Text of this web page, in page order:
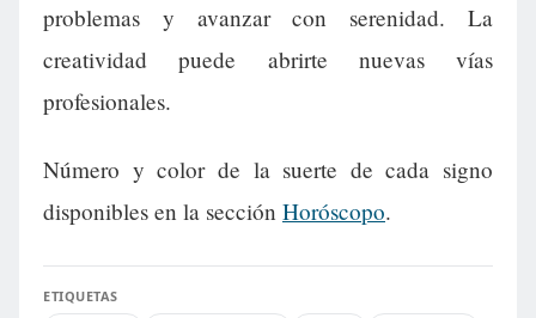
problemas y avanzar con serenidad. La
creatividad puede abrirte nuevas vías
profesionales.
Número y color de la suerte de cada signo
disponibles en la sección Horóscopo.
ETIQUETAS